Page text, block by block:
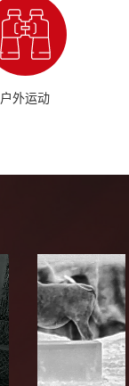
户外运动